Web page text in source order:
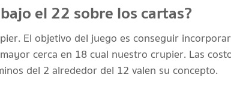
el 22 sobre los cartas?
El objetivo del juego es conseguir
cerca en 18 cual nuestro crupier. Las
del 2 alrededor del 12 valen su concepto.